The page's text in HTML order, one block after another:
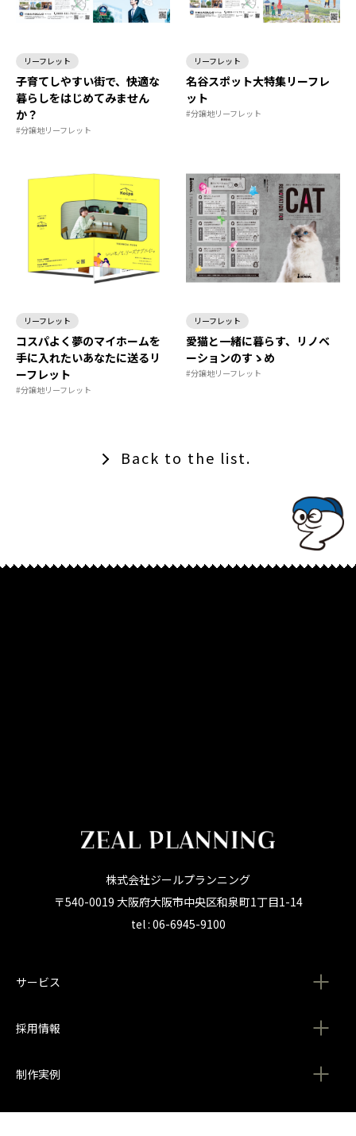
リーフレット
子育てしやすい街で、快適な
暮らしをはじめてみません
か？
#分譲地リーフレット
リーフレット
名谷スポット大特集リーフレ
ット
#分譲地リーフレット
リーフレット
コスパよく夢のマイホームを
手に入れたいあなたに送るリ
ーフレット
#分譲地リーフレット
リーフレット
愛猫と一緒に暮らす、リノベ
ーションのすゝめ
#分譲地リーフレット
Back to the list.
株式会社ジールプランニング
〒540-0019 大阪府大阪市中央区和泉町1丁目1-14
tel : 06-6945-9100
サービス
採用情報
制作実例